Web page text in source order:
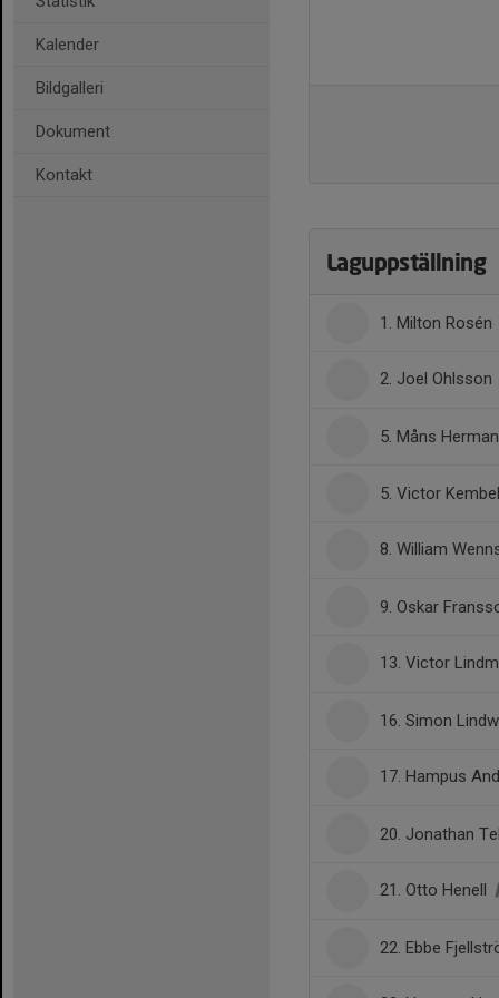
Kalender
Bildgalleri
Dokument
Kontakt
Laguppställning
1. Milton Rosén
2. Joel Ohlsson
5. Måns
5. Victor Kembel
8. William
9. Oskar
13. Victor
16. Simon
17. Hampus
20. Jonathan
21. Otto Henell
22. Ebbe